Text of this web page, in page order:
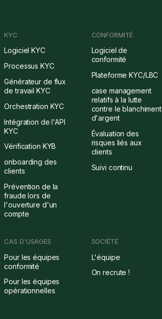
KYC
Logiciel KYC
Processus KYC
Générateur de flux
de travail KYC
Orchestration KYC
Intégration de l'API
KYC
Vérification KYB
onboarding des
clients
Prévention de la
fraude lors de
l'ouverture d'un
compte
CONFORMITÉ
Logiciel de
conformité
Plateforme KYC/LBC
case management
relatifs à la lutte
contre le blanchiment
d'argent
Évaluation des
risques liés aux
clients
Suivi continu
CAS D'USAGES
Pour les équipes
conformité
Pour les équipes
opérationnelles
SOCIÉTÉ
L'équipe
On recrute !